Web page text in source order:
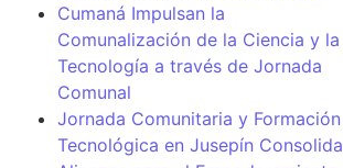
Cumaná Impulsan la
Comunalización de la Ciencia y la
Tecnología a través de Jornada
Comunal
Jornada Comunitaria y Formación
Tecnológica en Jusepín Consolida